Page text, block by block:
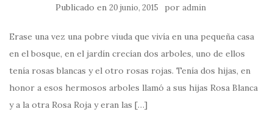
Publicado en 20 junio, 2015 por admin
Erase una vez una pobre viuda que vivía en una pequeña casa
en el bosque, en el jardín crecían dos arboles, uno de ellos
tenía rosas blancas y el otro rosas rojas. Tenía dos hijas, en
honor a esos hermosos arboles llamó a sus hijas Rosa Blanca
y a la otra Rosa Roja y eran las […]